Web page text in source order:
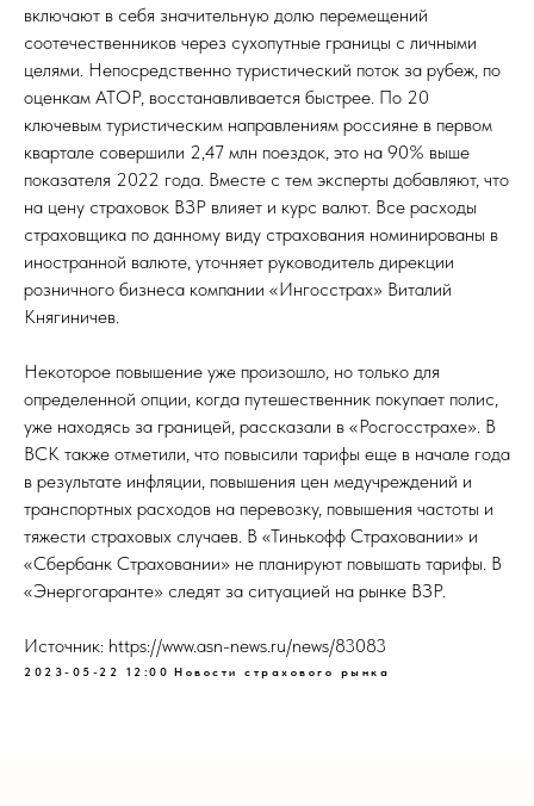
включают в себя значительную долю перемещений
соотечественников через сухопутные границы с личными
целями. Непосредственно туристический поток за рубеж, по
оценкам АТОР, восстанавливается быстрее. По 20
ключевым туристическим направлениям россияне в первом
квартале совершили 2,47 млн поездок, это на 90% выше
показателя 2022 года. Вместе с тем эксперты добавляют, что
на цену страховок ВЗР влияет и курс валют. Все расходы
страховщика по данному виду страхования номинированы в
иностранной валюте, уточняет руководитель дирекции
розничного бизнеса компании «Ингосстрах» Виталий
Княгиничев.
Некоторое повышение уже произошло, но только для
определенной опции, когда путешественник покупает полис,
уже находясь за границей, рассказали в «Росгосстрахе». В
ВСК также отметили, что повысили тарифы еще в начале года
в результате инфляции, повышения цен медучреждений и
транспортных расходов на перевозку, повышения частоты и
тяжести страховых случаев. В «Тинькофф Страховании» и
«Сбербанк Страховании» не планируют повышать тарифы. В
«Энергогаранте» следят за ситуацией на рынке ВЗР.
Источник: https://www.asn-news.ru/news/83083
2023-05-22 12:00 Новости страхового рынка